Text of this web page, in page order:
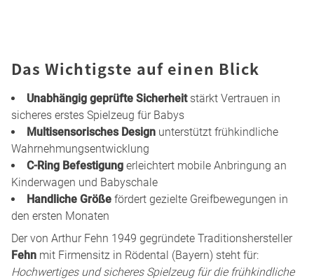
Das Wichtigste auf einen Blick
Unabhängig geprüfte Sicherheitstärkt Vertrauen in
sicheres erstes Spielzeug für Babys
Multisensorisches Design unterstützt frühkindliche
Wahrnehmungsentwicklung
C-Ring Befestigung erleichtert mobile Anbringung an
Kinderwagen und Babyschale
Handliche Größe fördert gezielte Greifbewegungen in
den ersten Monaten
Der von Arthur Fehn 1949 gegründete Traditionshersteller
Fehn mit Firmensitz in Rödental (Bayern) steht für:
Hochwertiges und sicheres Spielzeug für die frühkindliche